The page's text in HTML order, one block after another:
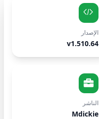
الإصدار
v1.510.64
الناشر
Mdickie